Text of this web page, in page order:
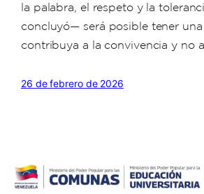
la palabra, el respeto y la
concluyó— será posible tener
contribuya a la convivencia y no
26 de febrero de 2026